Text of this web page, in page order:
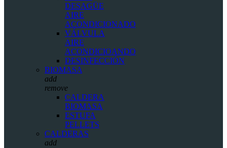
DESAGÜE
AIRE
ACONDICIONADO
VÁLVULA
AIRE
ACONDICIOANDO
DESINFECCIÓN
BIOMASA
add
remove
CALDERA
BIOMASA
ESTUFA
PELLETS
CALDERAS
add